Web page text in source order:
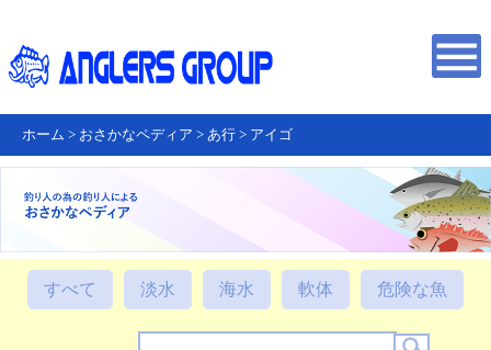
ホーム > おさかなペディア > あ行 > アイゴ
すべて 淡水 海水 軟体 危険な魚